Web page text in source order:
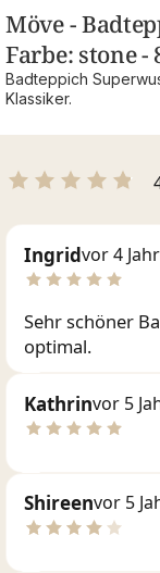
Möve -
Farbe: stone -
Badteppich
Klassiker.
Ingridvor 4
Sehr schöner
optimal.
Kathrinvor 5
Shireenvor 5